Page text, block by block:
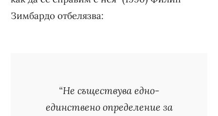
Зимбардо отбелязва:
“Не съществува едно-
единствено определение за